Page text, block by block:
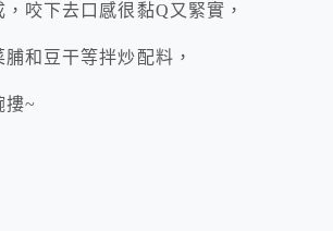
咬下去口感很黏Q又緊實，
和豆干等拌炒配料，
摟~